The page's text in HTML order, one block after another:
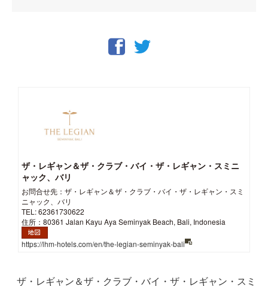
ザ・レギャン＆ザ・クラブ・バイ・ザ・レギャン・スミニ
ャック、バリ
お問合せ先：ザ・レギャン＆ザ・クラブ・バイ・ザ・レギャン・スミ
ニャック、バリ
TEL: 62361730622
住所：80361 Jalan Kayu Aya Seminyak Beach, Bali, Indonesia
https://lhm-hotels.com/en/the-legian-seminyak-bali
ザ・レギャン＆ザ・クラブ・バイ・ザ・レギャン・スミ